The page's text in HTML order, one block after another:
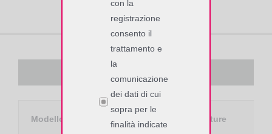
Modello Codice Feature
con la
registrazione
consento il
trattamento e
la
comunicazione
dei dati di cui
sopra per le
finalità indicate